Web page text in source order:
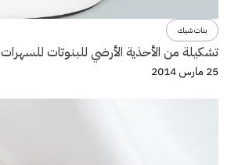
بنات شيك
تشكيلة من الأحذية الأرضي للبنوتات للسهرات
25 مارس 2014